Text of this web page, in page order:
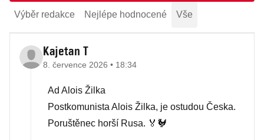
Výběr redakce Nejlépe hodnocené Vše
Kajetan T
8. července 2026 • 18:34
Ad Alois Žilka
Postkomunista Alois Žilka, je ostudou Česka.
Poruštěnec horší Rusa. 🏅🐓